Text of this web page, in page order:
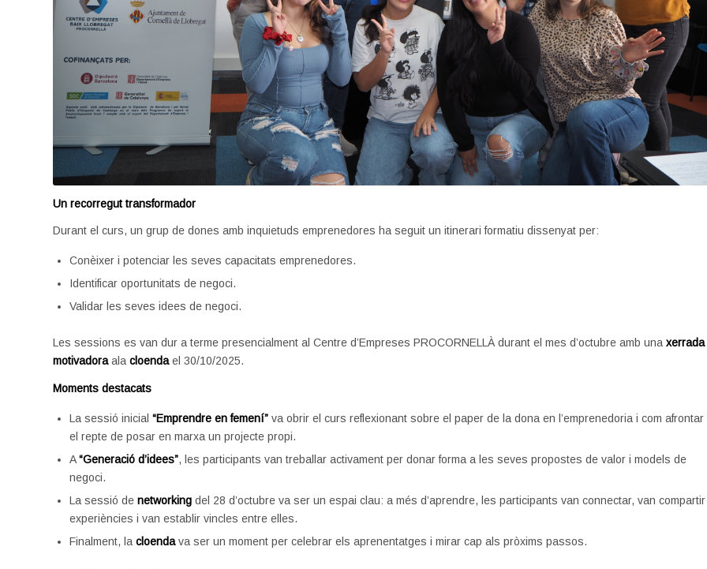
Un recorregut transformador
Durant el curs, un grup de dones amb inquietuds emprenedores ha seguit un itinerari formatiu dissenyat per:
Conèixer i potenciar les seves capacitats emprenedores.
Identificar oportunitats de negoci.
Validar les seves idees de negoci.
Les sessions es van dur a terme presencialment al Centre d’Empreses PROCORNELLÀ durant el mes d’octubre amb una xerrada
motivadoraala cloendael 30/10/2025.
Moments destacats
La sessió inicial “Emprendre en femení” va obrir el curs reflexionant sobre el paper de la dona en l’emprenedoria i com afrontar
el repte de posar en marxa un projecte propi.
A“Generació d’idees”, les participants van treballar activament per donar forma a les seves propostes de valor i models de
negoci.
La sessió de networking del 28 d’octubre va ser un espai clau: a més d’aprendre, les participants van connectar, van compartir
experiències i van establir vincles entre elles.
Finalment, la cloendava ser un moment per celebrar els aprenentatges i mirar cap als pròxims passos.